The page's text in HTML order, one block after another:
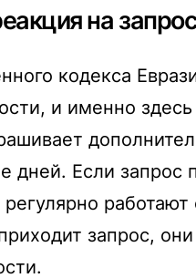
на
кодекса
и именно
дней. Если запрос
запрос,